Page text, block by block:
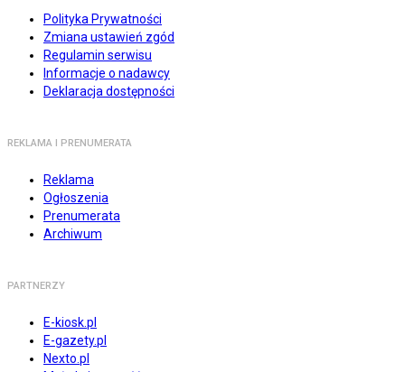
Polityka Prywatności
Zmiana ustawień zgód
Regulamin serwisu
Informacje o nadawcy
Deklaracja dostępności
REKLAMA I PRENUMERATA
Reklama
Ogłoszenia
Prenumerata
Archiwum
PARTNERZY
E-kiosk.pl
E-gazety.pl
Nexto.pl